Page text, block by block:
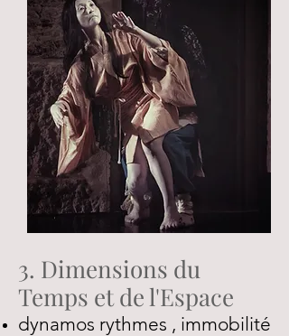
3. Dimensions du
Temps et de l'Espace
dynamos rythmes , immobilité